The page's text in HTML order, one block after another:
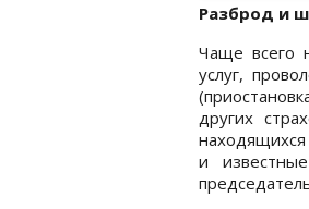
Разброд и
Чаще всего
услуг,
других
и